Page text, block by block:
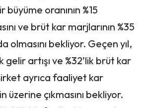
büyüme oranının %15
ve brüt kar marjlarının %35
olmasını bekliyor. Geçen yıl,
gelir artışı ve %32’lik brüt kar
ayrıca faaliyet kar
üzerine çıkmasını bekliyor.